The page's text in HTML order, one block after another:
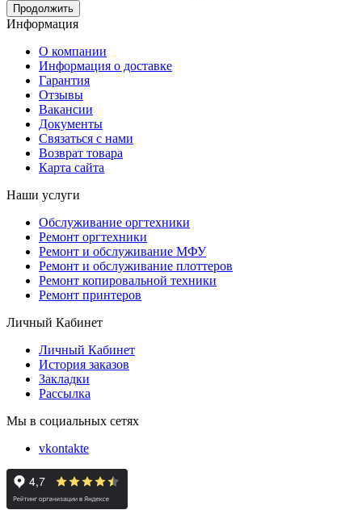
Продолжить
Информация
О компании
Информация о доставке
Гарантия
Отзывы
Вакансии
Документы
Связаться с нами
Возврат товара
Карта сайта
Наши услуги
Обслуживание оргтехники
Ремонт оргтехники
Ремонт и обслуживание МФУ
Ремонт и обслуживание плоттеров
Ремонт копировальной техники
Ремонт принтеров
Личный Кабинет
Личный Кабинет
История заказов
Закладки
Рассылка
Мы в социальных сетях
vkontakte